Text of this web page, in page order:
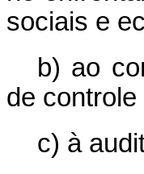
sociais e
b) ao
de
c) à